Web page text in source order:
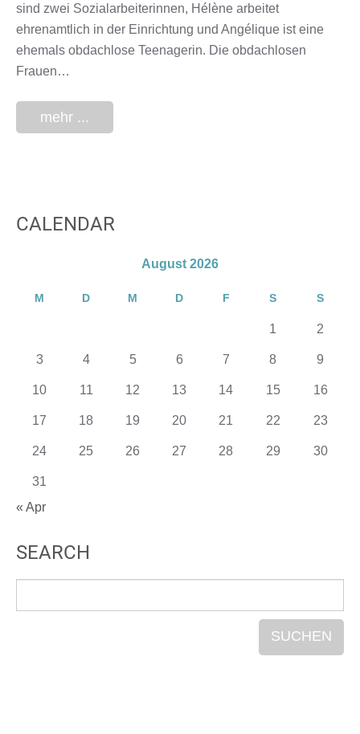
sind zwei Sozialarbeiterinnen, Hélène arbeitet
ehrenamtlich in der Einrichtung und Angélique ist eine
ehemals obdachlose Teenagerin. Die obdachlosen
Frauen…
mehr ...
CALENDAR
August 2026
M D M D F S S
1 2
3 4 5 6 7 8 9
10 11 12 13 14 15 16
17 18 19 20 21 22 23
24 25 26 27 28 29 30
31
« Apr
SEARCH